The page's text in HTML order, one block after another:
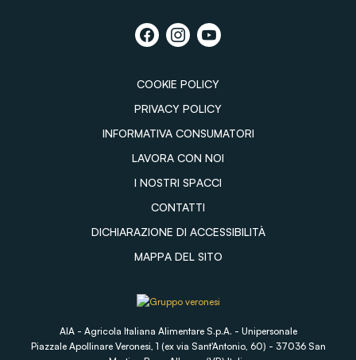
COOKIE POLICY
PRIVACY POLICY
INFORMATIVA CONSUMATORI
LAVORA CON NOI
I NOSTRI SPACCI
CONTATTI
DICHIARAZIONE DI ACCESSIBILITÀ
MAPPA DEL SITO
AIA - Agricola Italiana Alimentare S.p.A. - Unipersonale
Piazzale Apollinare Veronesi, 1 (ex via Sant'Antonio, 60) - 37036 San